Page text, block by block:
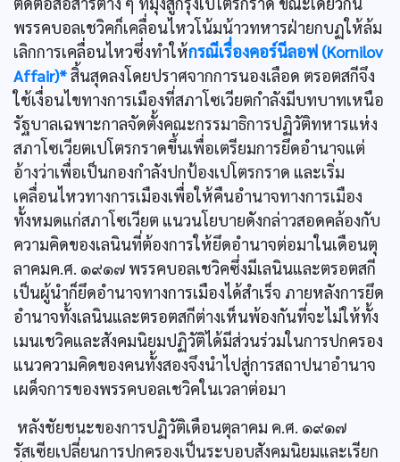
พรรคบอลเชวิคก็เคลื่อนไหวโน้มน้าวทหารฝ่ายกบฏให้ล้ม
เลิกการเคลื่อนไหวซึ่งทำให้กรณีเรื่องคอร์นีลอฟ (Kornilov
Affair)*สิ้นสุดลงโดยปราศจากการนองเลือด ตรอตสกีจึง
ใช้เงื่อนไขทางการเมืองที่สภาโซเวียตกำลังมีบทบาทเหนือ
รัฐบาลเฉพาะกาลจัดตั้งคณะกรรมาธิการปฏิวัติทหารแห่ง
สภาโซเวียตเปโตรกราดขึ้นเพื่อเตรียมการยึดอำนาจแต่
อ้างว่าเพื่อเป็นกองกำลังปกป้องเปโตรกราด และเริ่ม
เคลื่อนไหวทางการเมืองเพื่อให้คืนอำนาจทางการเมือง
ทั้งหมดแก่สภาโซเวียต แนวนโยบายดังกล่าวสอดคล้องกับ
ความคิดของเลนินที่ต้องการให้ยึดอำนาจต่อมาในเดือนตุ
ลาคมค.ศ. ๑๙๑๗ พรรคบอลเชวิคซึ่งมีเลนินและตรอตสกี
เป็นผู้นำก็ยึดอำนาจทางการเมืองได้สำเร็จ ภายหลังการยึด
อำนาจทั้งเลนินและตรอตสกีต่างเห็นพ้องกันที่จะไม่ให้ทั้ง
เมนเชวิคและสังคมนิยมปฏิวัติได้มีส่วนร่วมในการปกครอง
แนวความคิดของคนทั้งสองจึงนำไปสู่การสถาปนาอำนาจ
เผด็จการของพรรคบอลเชวิคในเวลาต่อมา
หลังชัยชนะของการปฏิวัติเดือนตุลาคม ค.ศ. ๑๙๑๗
รัสเซียเปลี่ยนการปกครองเป็นระบอบสังคมนิยมและเรียก